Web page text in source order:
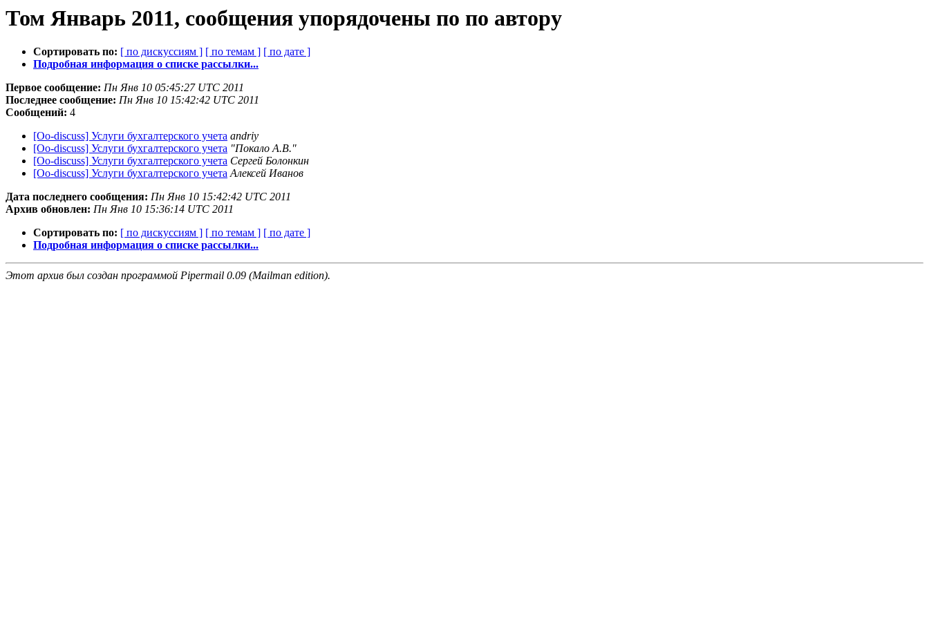
Том Январь 2011, сообщения упорядочены по по автору
Сортировать по: [ по дискуссиям ] [ по темам ] [ по дате ]
Подробная информация о списке рассылки...
Первое сообщение: Пн Янв 10 05:45:27 UTC 2011
Последнее сообщение: Пн Янв 10 15:42:42 UTC 2011
Сообщений: 4
[Oo-discuss] Услуги бухгалтерского учета andriy
[Oo-discuss] Услуги бухгалтерского учета "Покало А.В."
[Oo-discuss] Услуги бухгалтерского учета Сергей Болонкин
[Oo-discuss] Услуги бухгалтерского учета Алексей Иванов
Дата последнего сообщения: Пн Янв 10 15:42:42 UTC 2011
Архив обновлен: Пн Янв 10 15:36:14 UTC 2011
Сортировать по: [ по дискуссиям ] [ по темам ] [ по дате ]
Подробная информация о списке рассылки...
Этот архив был создан программой Pipermail 0.09 (Mailman edition).